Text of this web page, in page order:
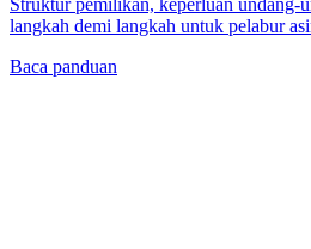
Struktur pemilikan, keperluan undang-
langkah demi langkah untuk pelabur
Baca panduan